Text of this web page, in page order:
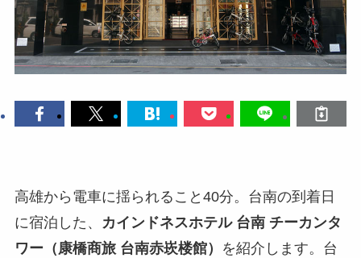
高雄から電車に揺られること40分。台南の到着日
に宿泊した、
カインドネスホテル 台南 チーカンタ
ワー（康橋商旅 台南赤崁楼館）
を紹介します。台